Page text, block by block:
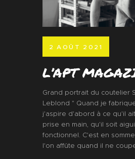
2 AOÛT 2021
L’APT
Grand portrait du coutelier
Leblond " Quand je
j'aspire d'abord à ce qu'il
prise en main, qu'il soit
fonctionnel. C'est en
l'on affûte quand il ne